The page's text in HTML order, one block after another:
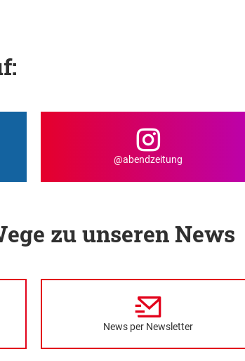
@abendzeitung
zu unseren News
News per Newsletter